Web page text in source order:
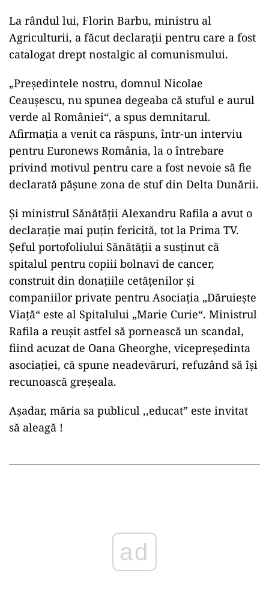
La rândul lui, Florin Barbu, ministru al
Agriculturii, a făcut declarații pentru care a fost
catalogat drept nostalgic al comunismului.
„Președintele nostru, domnul Nicolae
Ceauşescu, nu spunea degeaba că stuful e aurul
verde al României“, a spus demnitarul.
Afirmația a venit ca răspuns, într-un interviu
pentru Euronews România, la o întrebare
privind motivul pentru care a fost nevoie să fie
declarată păşune zona de stuf din Delta Dunării.
Și ministrul Sănătății Alexandru Rafila a avut o
declarație mai puțin fericită, tot la Prima TV.
Șeful portofoliului Sănătății a susținut că
spitalul pentru copiii bolnavi de cancer,
construit din donațiile cetățenilor și
companiilor private pentru Asociația „Dăruiește
Viață“ este al Spitalului „Marie Curie“. Ministrul
Rafila a reușit astfel să pornească un scandal,
fiind acuzat de Oana Gheorghe, vicepreședinta
asociației, că spune neadevăruri, refuzând să își
recunoască greșeala.
Așadar, măria sa publicul ,,educat” este invitat
să aleagă !
ad